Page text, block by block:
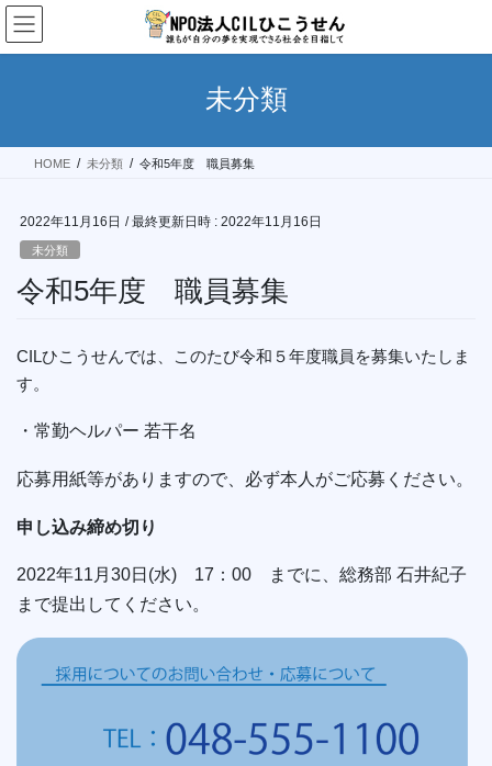
コ
ン
テ
ス
ナ
ビ
ゲ
ン
未分類
HOME 未分類 令和5年度 職員募集
2022年11月16日 / 最終更新日時 : 2022年11月16日
未分類
令和5年度 職員募集
CILひこうせんでは、このたび令和５年度職員を募集いたしま
す。
・常勤ヘルパー 若干名
応募用紙等がありますので、必ず本人がご応募ください。
申し込み締め切り
2022年11月30日(水) 17：00 までに、総務部 石井紀子
まで提出してください。